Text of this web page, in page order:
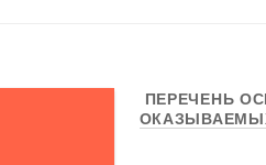
ПЕРЕЧЕНЬ